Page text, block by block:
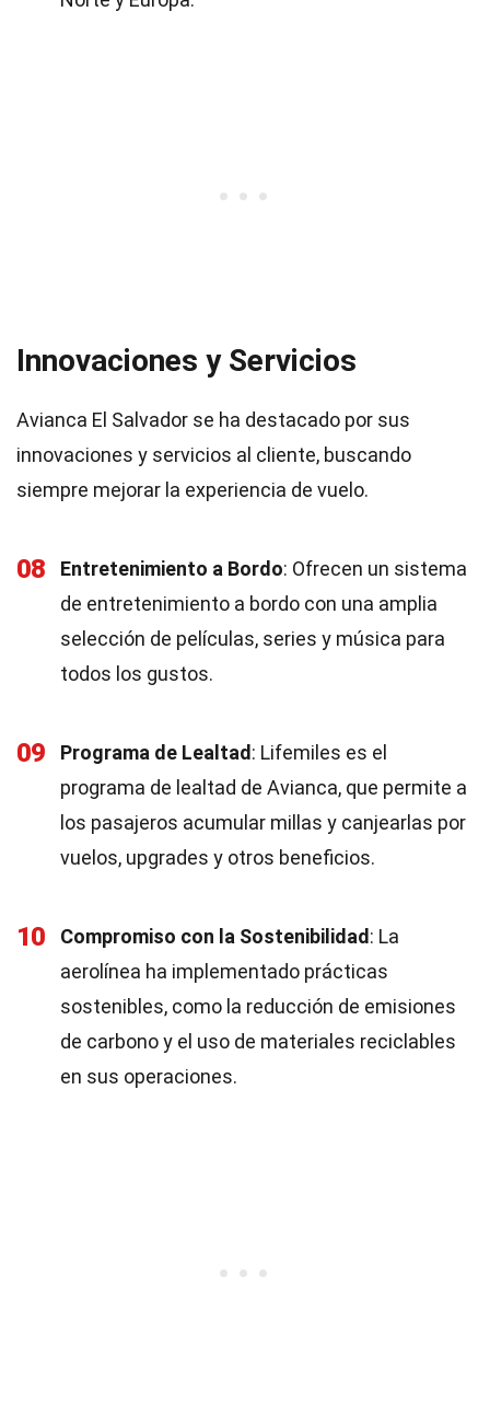
Innovaciones y Servicios
Avianca El Salvador se ha destacado por sus
innovaciones y servicios al cliente, buscando
siempre mejorar la experiencia de vuelo.
08 Entretenimiento a Bordo: Ofrecen un sistema
de entretenimiento a bordo con una amplia
selección de películas, series y música para
todos los gustos.
09 Programa de Lealtad : Lifemiles es el
programa de lealtad de Avianca, que permite a
los pasajeros acumular millas y canjearlas por
vuelos, upgrades y otros beneficios.
10 Compromiso con la Sostenibilidad : La
aerolínea ha implementado prácticas
sostenibles, como la reducción de emisiones
de carbono y el uso de materiales reciclables
en sus operaciones.